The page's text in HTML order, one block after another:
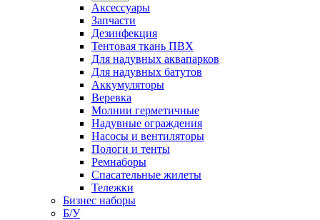
Аксессуары
Запчасти
Дезинфекция
Тентовая ткань ПВХ
Для надувных аквапарков
Для надувных батутов
Аккумуляторы
Веревка
Молнии герметичные
Надувные ограждения
Насосы и вентиляторы
Пологи и тенты
Ремнаборы
Спасательные жилеты
Тележки
Бизнес наборы
Б/У